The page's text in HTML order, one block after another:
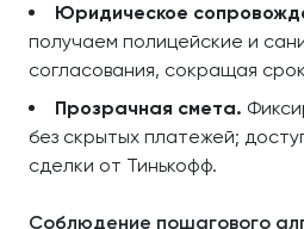
Юридическое
получаем полицейские и
согласования, сокращая
Прозрачная смета.
без скрытых платежей;
сделки от Тинькофф.
Соблюдение пошагового